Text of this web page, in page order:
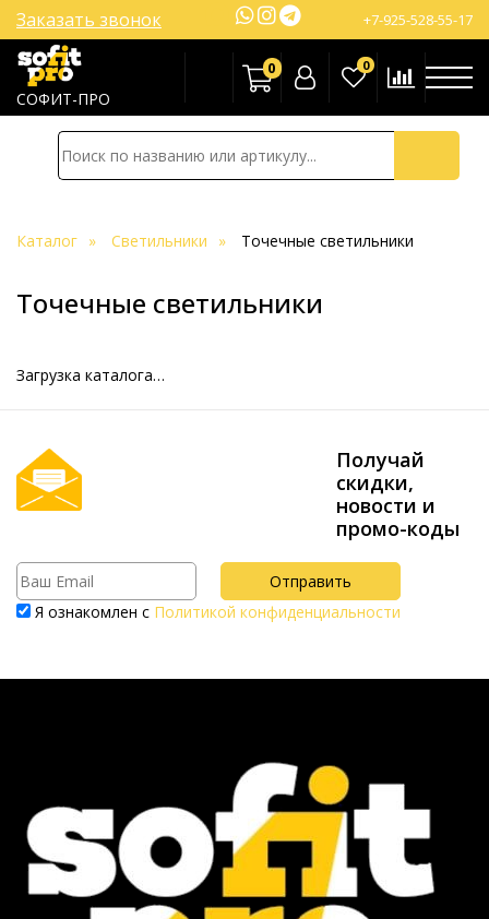
СОФИТ-ПРО
+7-925-528-55-17
Заказать звонок
0 0
Каталог Светильники Точечные светильники
Точечные светильники
Загрузка каталога…
Получай
скидки,
новости и
промо-коды
Я ознакомлен с Политикой конфиденциальности